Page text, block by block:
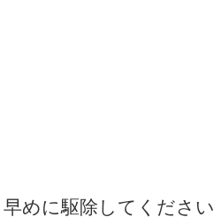
めに駆除してください